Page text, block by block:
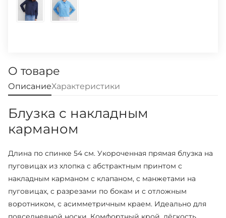
О товаре
ОписаниеХарактеристики
Блузка с накладным
карманом
Длина по спинке 54 см. Укороченная прямая блузка на
пуговицах из хлопка с абстрактным принтом с
накладным карманом с клапаном, с манжетами на
пуговицах, с разрезами по бокам и с отложным
воротником, с асимметричным краем. Идеально для